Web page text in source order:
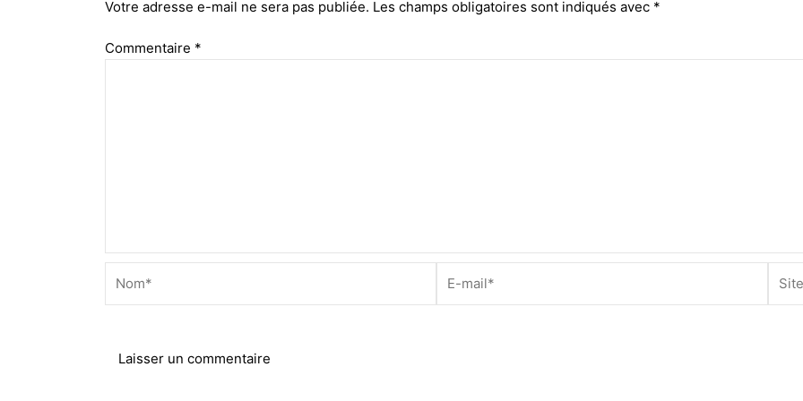
Votre adresse e-mail ne sera pas publiée. Les champs obligatoires sont indiqués avec *
Commentaire *
mail*